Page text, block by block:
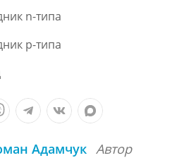
n-типа
p-типа
Адамчук Автор